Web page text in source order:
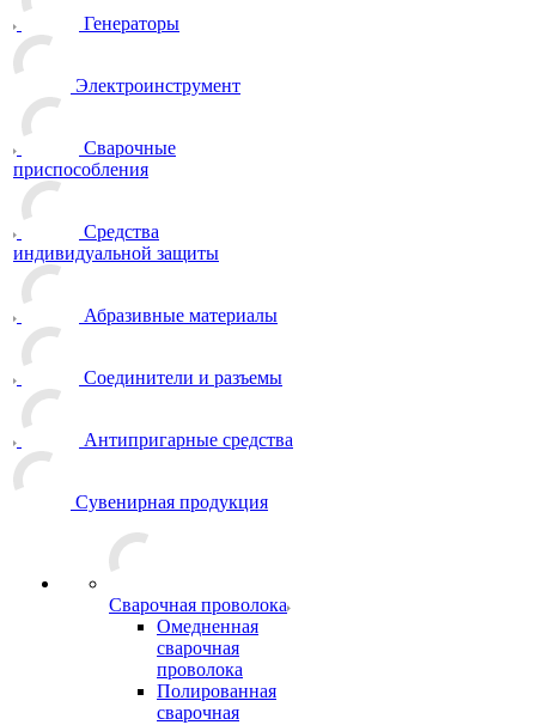
Генераторы
Электроинструмент
Сварочные
приспособления
Средства
индивидуальной защиты
Абразивные материалы
Соединители и разъемы
Антипригарные средства
Сувенирная продукция
Сварочная проволока
Омедненная
сварочная
проволока
Полированная
сварочная